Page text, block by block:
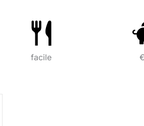
facile